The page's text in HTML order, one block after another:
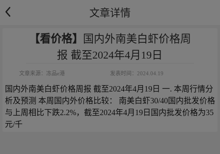
文章详情
【看价格】
国内外南美白虾价格周
报 截至2024年4月19日
文章来源： 冻品e港 发表时间： 2024.04.19
国内外南美白虾价格周报 截至2024年4月19日 一. 本周行情分
析及预测 本周国内外价格比较： 南美白虾30/40国内批发价格
与上周相比下跌2.2%，截至2024年4月19日国内批发价格为35
元/千